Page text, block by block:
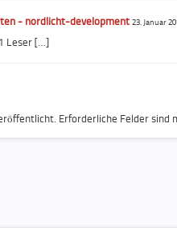
- nordlicht-development 23. Januar
Leser […]
Erforderliche Felder sind